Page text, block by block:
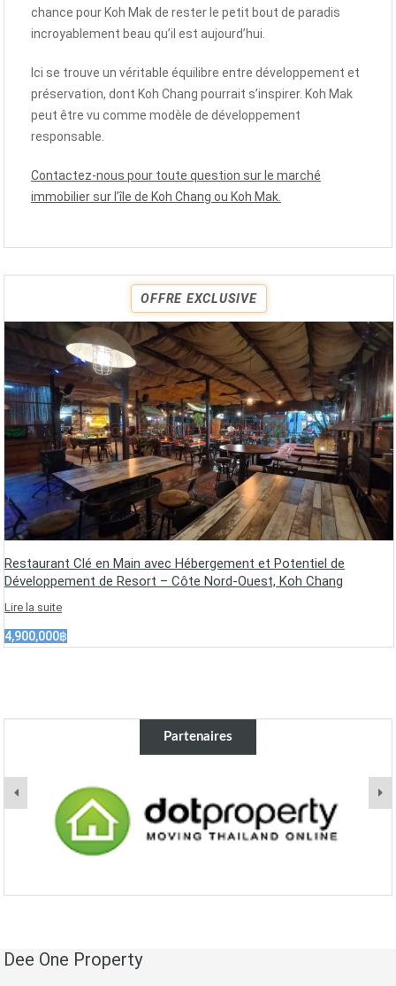
chance pour Koh Mak de rester le petit bout de paradis
incroyablement beau qu’il est aujourd’hui.
Ici se trouve un véritable équilibre entre développement et
préservation, dont Koh Chang pourrait s’inspirer. Koh Mak
peut être vu comme modèle de développement
responsable.
Contactez-nous pour toute question sur le marché
immobilier sur l’île de Koh Chang ou Koh Mak.
OFFRE EXCLUSIVE
Restaurant Clé en Main avec Hébergement et Potentiel de
Développement de Resort – Côte Nord-Ouest, Koh Chang
Lire la suite
4,900,000฿
Partenaires
Dee One Property